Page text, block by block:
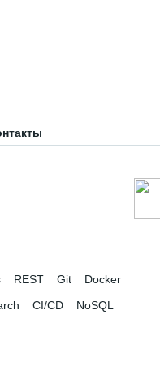
REST Git
Docker
CI/CD NoSQL